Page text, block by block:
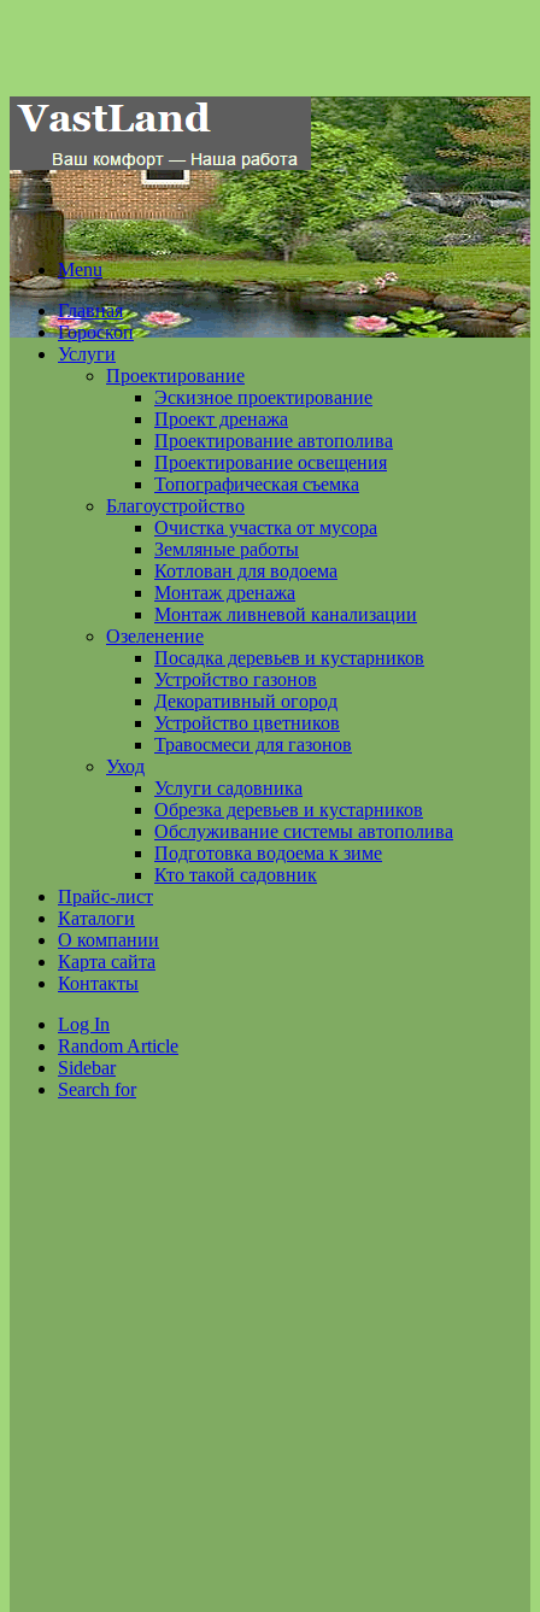
Menu
Главная
Гороскоп
Услуги
Проектирование
Эскизное проектирование
Проект дренажа
Проектирование автополива
Проектирование освещения
Топографическая съемка
Благоустройство
Очистка участка от мусора
Земляные работы
Котлован для водоема
Монтаж дренажа
Монтаж ливневой канализации
Озеленение
Посадка деревьев и кустарников
Устройство газонов
Декоративный огород
Устройство цветников
Травосмеси для газонов
Уход
Услуги садовника
Обрезка деревьев и кустарников
Обслуживание системы автополива
Подготовка водоема к зиме
Кто такой садовник
Прайс-лист
Каталоги
О компании
Карта сайта
Контакты
Log In
Random Article
Sidebar
Search for